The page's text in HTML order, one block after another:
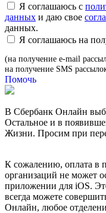
Я соглашаюсь с
данных и даю свое
данных.
Я соглашаюсь на
(на получение e-mail
на получение SMS
Помочь
В Сбербанк Онлайн
Остальное и в
Жизни. Просим при
К сожалению, оплата в
организаций не может
приложении для iOS.
всегда можете
Онлайн, любое